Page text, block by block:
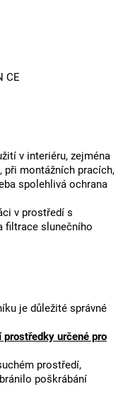
CE
v interiéru, zejména
při montážních pracích,
spolehlivá ochrana
v prostředí s
filtrace slunečního
je důležité správné
určené pro
prostředí,
poškrábání